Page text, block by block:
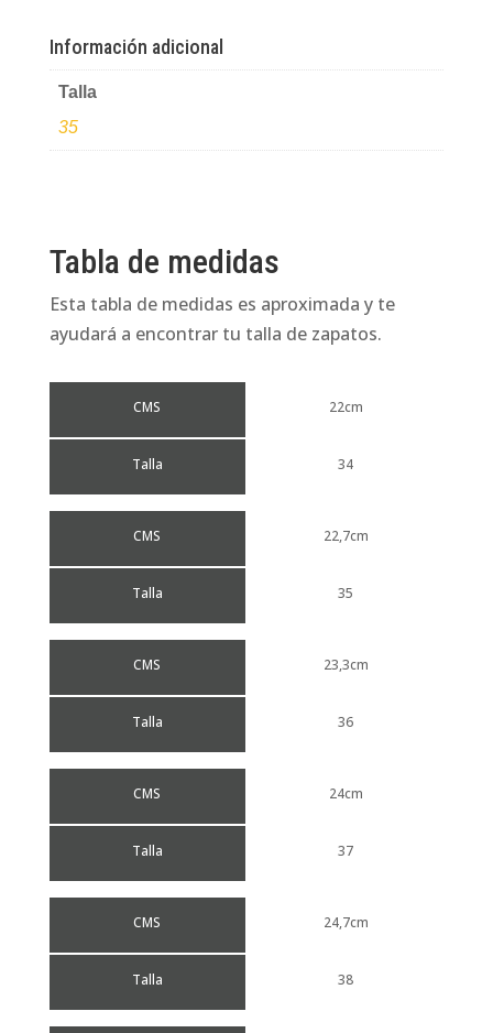
Información adicional
Talla
35
Tabla de medidas
Esta tabla de medidas es aproximada y te
ayudará a encontrar tu talla de zapatos.
CMS
Talla
22cm
34
CMS
Talla
22,7cm
35
CMS
Talla
23,3cm
36
CMS
Talla
24cm
37
CMS
Talla
24,7cm
38